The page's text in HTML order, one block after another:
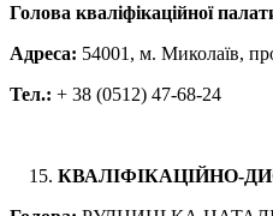
Голова кваліфікаційної
Адреса: 54001, м. Миколаїв,
Тел.: + 38 (0512) 47-68-24
КВАЛІФІКАЦІЙНО-